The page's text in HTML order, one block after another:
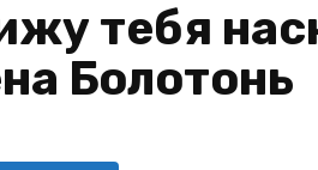
тебя
Болотонь